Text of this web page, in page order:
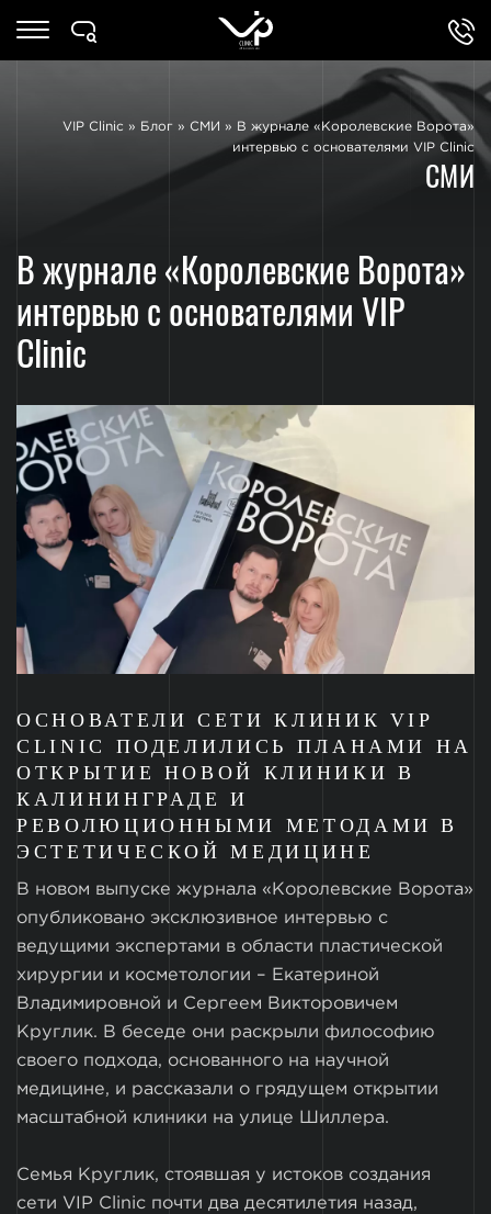
VIP Clinic » Блог » СМИ »
В журнале «Королевские Ворота»
интервью с основателями VIP Clinic
СМИ
В журнале «Королевские Ворота»
интервью с основателями VIP
Clinic
ОСНОВАТЕЛИ СЕТИ КЛИНИК VIP
CLINIC ПОДЕЛИЛИСЬ ПЛАНАМИ НА
ОТКРЫТИЕ НОВОЙ КЛИНИКИ В
КАЛИНИНГРАДЕ И
РЕВОЛЮЦИОННЫМИ МЕТОДАМИ В
ЭСТЕТИЧЕСКОЙ МЕДИЦИНЕ
В новом выпуске журнала «Королевские Ворота»
опубликовано эксклюзивное интервью с
ведущими экспертами в области пластической
хирургии и косметологии – Екатериной
Владимировной и Сергеем Викторовичем
Круглик. В беседе они раскрыли философию
своего подхода, основанного на научной
медицине, и рассказали о грядущем открытии
масштабной клиники на улице Шиллера.
Семья Круглик, стоявшая у истоков создания
сети VIP Clinic почти два десятилетия назад,